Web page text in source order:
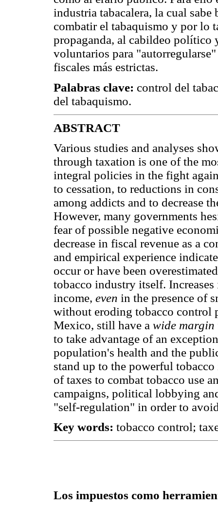
industria tabacalera, la cual
combatir el tabaquismo y por lo
propaganda, al cabildeo político
voluntarios para
fiscales más estrictas.
Palabras clave: control del
del tabaquismo.
ABSTRACT
Various studies and analyses
through taxation is one of the
integral policies in the fight
to cessation, to reductions in
among addicts and to decrease
However, many governments
fear of possible negative
decrease in fiscal revenue as a
and empirical experience
occur or have been
tobacco industry itself.
income, even in the presence of
without eroding tobacco control
Mexico, still have a wide margin
to take advantage of an
population's health and the
stand up to the powerful
of taxes to combat tobacco use
campaigns, political lobbying
"self-regulation" in order to
Key words: tobacco control;
Los impuestos como